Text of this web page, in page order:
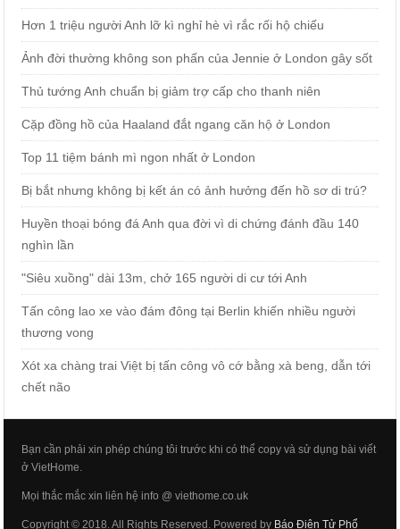
Hơn 1 triệu người Anh lỡ kì nghỉ hè vì rắc rối hộ chiếu
Ảnh đời thường không son phấn của Jennie ở London gây sốt
Thủ tướng Anh chuẩn bị giảm trợ cấp cho thanh niên
Cặp đồng hồ của Haaland đắt ngang căn hộ ở London
Top 11 tiệm bánh mì ngon nhất ở London
Bị bắt nhưng không bị kết án có ảnh hưởng đến hồ sơ di trú?
Huyền thoại bóng đá Anh qua đời vì di chứng đánh đầu 140
nghìn lần
"Siêu xuồng" dài 13m, chở 165 người di cư tới Anh
Tấn công lao xe vào đám đông tại Berlin khiến nhiều người
thương vong
Xót xa chàng trai Việt bị tấn công vô cớ bằng xà beng, dẫn tới
chết não
Bạn cần phải xin phép chúng tôi trước khi có thể copy và sử dụng bài viết
ở VietHome.
Mọi thắc mắc xin liên hệ info @ viethome.co.uk
Copyright © 2018. All Rights Reserved. Powered by Báo Điện Tử Phổ